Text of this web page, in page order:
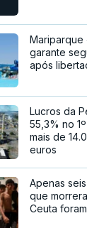
Mariparque
garante
após
Lucros da
55,3% no
mais de
euros
Apenas
que
Ceuta